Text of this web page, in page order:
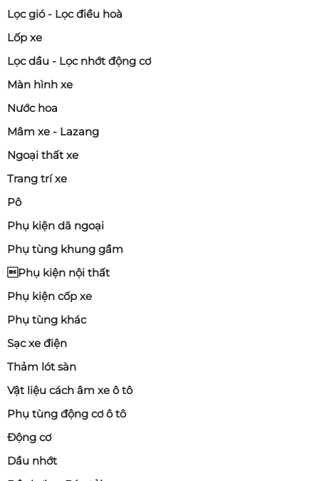
Lọc gió - Lọc điều hoà
Lốp xe
Lọc dầu - Lọc nhớt động cơ
Màn hình xe
Nước hoa
Mâm xe - Lazang
Ngoại thất xe
Trang trí xe
Pô
Phụ kiện dã ngoại
Phụ tùng khung gầm
Phụ kiện nội thất
Phụ kiện cốp xe
Phụ tùng khác
Sạc xe điện
Thảm lót sàn
Vật liệu cách âm xe ô tô
Phụ tùng động cơ ô tô
Động cơ
Dầu nhớt